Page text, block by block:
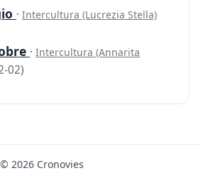
· Intercultura (Lucrezia Stella)
· Intercultura (Annarita
02)
© 2026 Cronovies